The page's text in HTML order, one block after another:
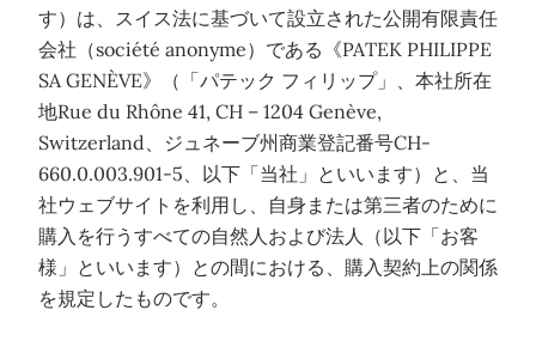
す）は、スイス法に基づいて設立された公開有限責任
会社（société anonyme）である《PATEK PHILIPPE
SA GENÈVE》（「パテック フィリップ」、本社所在
地Rue du Rhône 41, CH – 1204 Genève,
Switzerland、ジュネーブ州商業登記番号CH-
660.0.003.901-5、以下「当社」といいます）と、当
社ウェブサイトを利用し、自身または第三者のために
購入を行うすべての自然人および法人（以下「お客
様」といいます）との間における、購入契約上の関係
を規定したものです。